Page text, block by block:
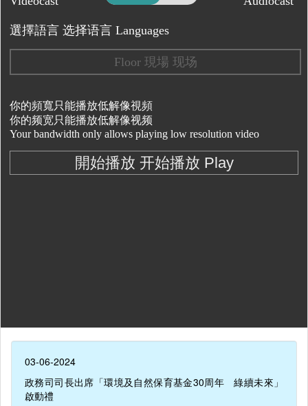
03-06-2024
政務司司長出席「環境及自然保育基金30周年 綠續未來」
啟動禮